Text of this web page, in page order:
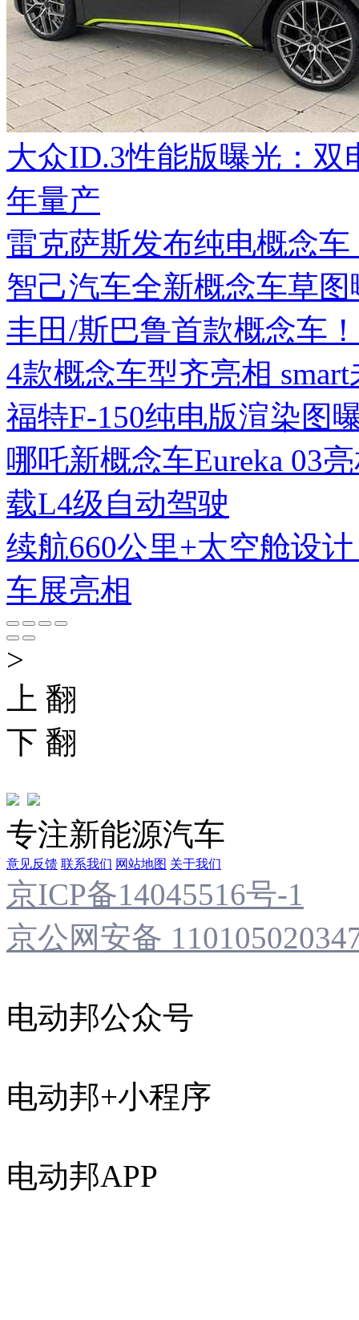
大众ID.3性能版曝光：双
年量产
雷克萨斯发布纯电概念
智己汽车全新概念车草
丰田/斯巴鲁首款概念车
4款概念车型齐亮相
福特F-150纯电版渲染图
哪吒新概念车Eureka 03
载L4级自动驾驶
续航660公里+太空舱设
车展亮相
>
上 翻
下 翻
专注新能源汽车
意见反馈 联系我们 网站地图 关于我们
京ICP备14045516号-1
京公网安备
电动邦公众号
电动邦+小程序
电动邦APP